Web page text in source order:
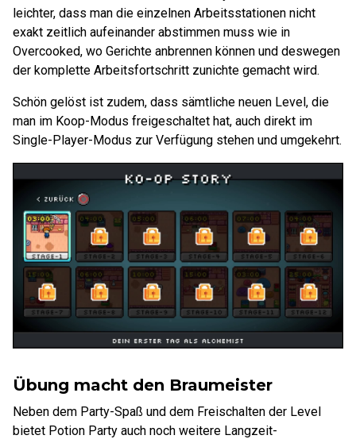
leichter, dass man die einzelnen Arbeitsstationen nicht
exakt zeitlich aufeinander abstimmen muss wie in
Overcooked, wo Gerichte anbrennen können und deswegen
der komplette Arbeitsfortschritt zunichte gemacht wird.
Schön gelöst ist zudem, dass sämtliche neuen Level, die
man im Koop-Modus freigeschaltet hat, auch direkt im
Single-Player-Modus zur Verfügung stehen und umgekehrt.
Übung macht den Braumeister
Neben dem Party-Spaß und dem Freischalten der Level
bietet Potion Party auch noch weitere Langzeit-